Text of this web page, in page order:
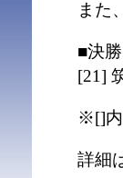
また
■決
[21]
※[]内
詳細